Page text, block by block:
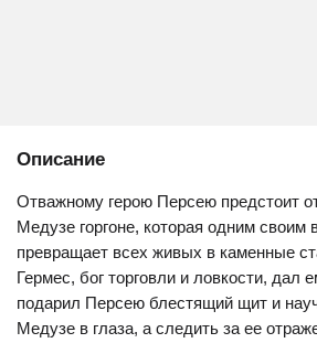
Описание
Отважному герою Персею предстоит
Медузе горгоне, которая одним своим
превращает всех живых в каменные
Гермес, бог торговли и ловкости, дал
подарил Персею блестящий щит и
Медузе в глаза, а следить за ее